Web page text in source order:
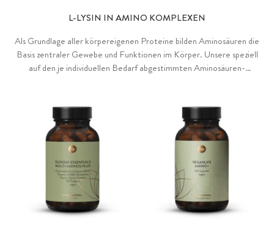
L-LYSIN IN AMINO KOMPLEXEN
Als Grundlage aller körpereigenen Proteine bilden Aminosäuren die
Basis zentraler Gewebe und Funktionen im Körper. Unsere speziell
auf den je individuellen Bedarf abgestimmten Aminosäuren-